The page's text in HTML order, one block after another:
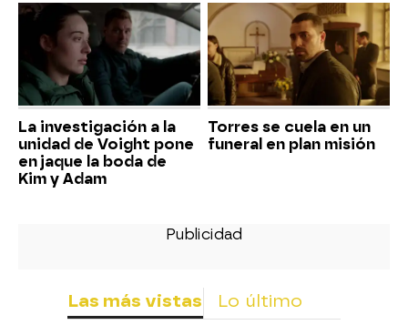
La investigación a la
unidad de Voight pone
en jaque la boda de
Kim y Adam
Torres se cuela en un
funeral en plan misión
Las más vistas Lo último